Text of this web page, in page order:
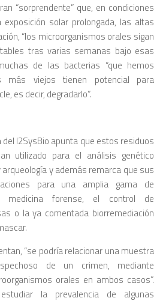
“sorprendente” que, en condiciones
solar prolongada, las altas
“los microorganismos orales sigan
tras varias semanas bajo esas
de las bacterias “que hemos
más viejos tienen potencial para
es decir, degradarlo”.
del I2SysBio apunta que estos residuos
utilizado para el análisis genético
y además remarca que sus
para una amplia gama de
medicina forense, el control de
o la ya comentada biorremediación
“se podría relacionar una muestra
de un crimen, mediante
orales en ambos casos”.
la prevalencia de algunas